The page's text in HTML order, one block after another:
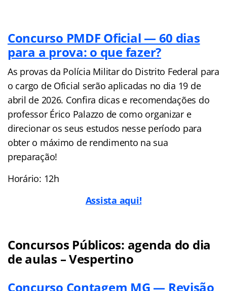
Concurso PMDF Oficial — 60 dias
para a prova: o que fazer?
As provas da Polícia Militar do Distrito Federal para
o cargo de Oficial serão aplicadas no dia 19 de
abril de 2026. Confira dicas e recomendações do
professor Érico Palazzo de como organizar e
direcionar os seus estudos nesse período para
obter o máximo de rendimento na sua
preparação!
Horário: 12h
Assista aqui!
Concursos Públicos: agenda do dia
de aulas – Vespertino
Concurso Contagem MG — Revisão